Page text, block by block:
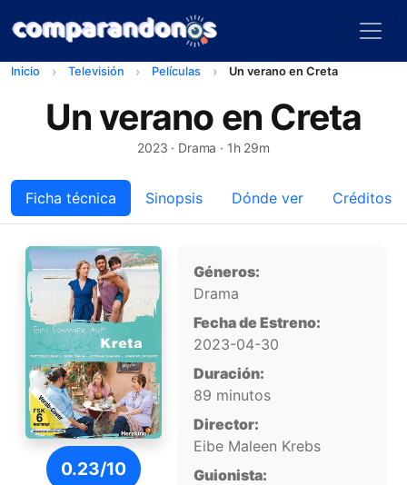
Inicio Televisión Películas Un verano en Creta
Un verano en Creta
2023 · Drama · 1h 29m
Ficha técnica Sinopsis Dónde ver Créditos
Ficha técnica
Póster de Un verano en Creta
0.23/10
Géneros:
Drama
Fecha de Estreno:
2023-04-30
Duración:
89 minutos
Director:
Eibe Maleen Krebs
Guionista: